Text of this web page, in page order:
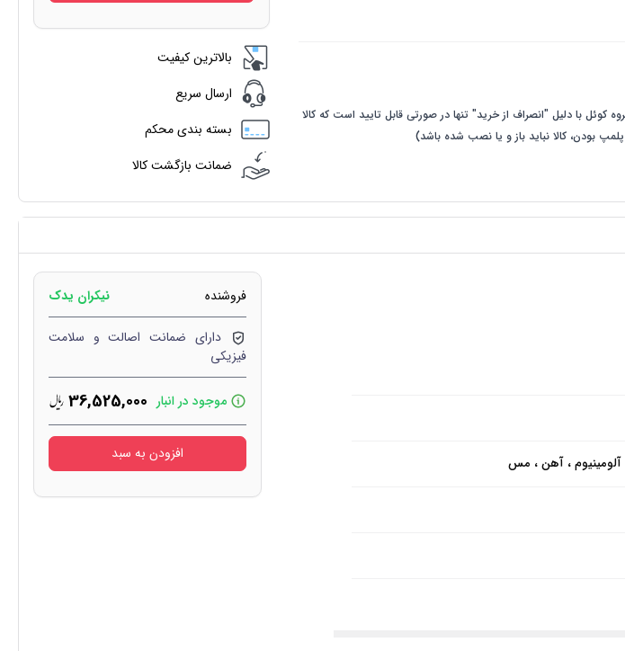
کوئل با دلیل "انصراف از خرید" تنها در صورتی قابل تایید است که کالا
بودن، کالا نباید باز و یا نصب شده باشد)
بالاترین کیفیت
ارسال سریع
بسته بندی محکم
ضمانت بازگشت کالا
آلومینیوم ، آهن ، مس
فروشنده نیکران یدک
دارای ضمانت اصالت و سلامت
فیزیکی
موجود در انبار 36,525,000
افزودن به سبد